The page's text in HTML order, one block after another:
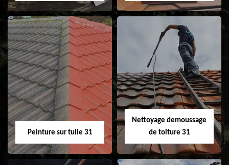
Nettoyage et
ravalement de
façade 31
Isolation toiture 31
Peinture sur tuile 31
Nettoyage demoussage
de toiture 31